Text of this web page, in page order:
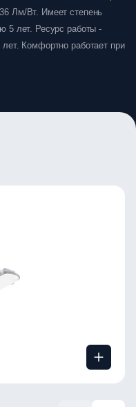
Лм/Вт. Имеет степень
5 лет. Ресурс работы -
лет. Комфортно работает при